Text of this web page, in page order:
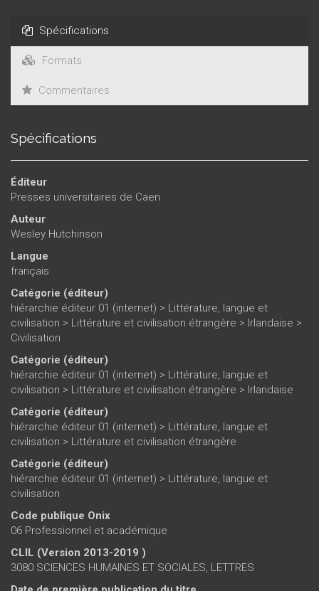
Spécifications
Formats
Commentaires
Spécifications
Éditeur
Presses universitaires de Caen
Auteur
Wesley Hutchinson
Langue
français
Catégorie (éditeur)
hiérarchie éditeur 01 (internet) > Littérature, langue et
civilisation > Littérature et civilisation étrangère > Irlandaise >
Civilisation
Catégorie (éditeur)
hiérarchie éditeur 01 (internet) > Littérature, langue et
civilisation > Littérature et civilisation étrangère > Irlandaise
Catégorie (éditeur)
hiérarchie éditeur 01 (internet) > Littérature, langue et
civilisation > Littérature et civilisation étrangère
Catégorie (éditeur)
hiérarchie éditeur 01 (internet) > Littérature, langue et
civilisation
Code publique Onix
06 Professionnel et académique
CLIL (Version 2013-2019 )
3080 SCIENCES HUMAINES ET SOCIALES, LETTRES